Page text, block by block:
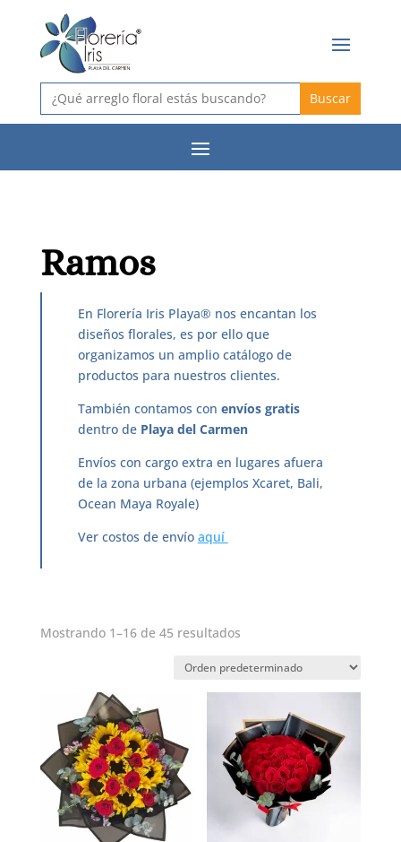
Buscar:
Ramos
En Florería Iris Playa® nos encantan los
diseños florales, es por ello que
organizamos un amplio catálogo de
productos para nuestros clientes.
También contamos con envíos gratis
dentro de Playa del Carmen
Envíos con cargo extra en lugares afuera
de la zona urbana (ejemplos Xcaret, Bali,
Ocean Maya Royale)
Ver costos de envío aquí
Mostrando 1–16 de 45 resultados